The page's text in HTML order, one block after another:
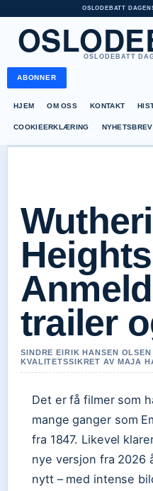
OSLODEBATT
OSLODEBATT
ABONNER
HJEM OM OSS KONTAKT
COOKIEERKLÆRING NYHETSBREV
trailer
SINDRE EIRIK HANSEN OLSEN
KVALITETSSIKRET AV MAJA
Det er få filmer som
mange ganger som
fra 1847. Likevel
nye versjon fra 2026
nytt – med intense